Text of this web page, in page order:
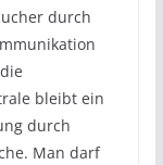
durch
bleibt ein
durch
Man darf